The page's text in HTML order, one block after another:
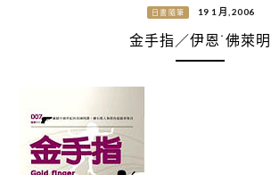
日書隨筆 19 1 月, 2006
金手指／伊恩˙佛萊明